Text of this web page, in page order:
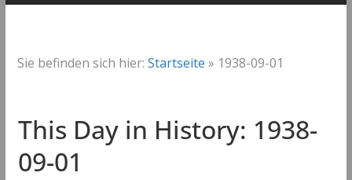
Sie befinden sich hier: Startseite » 1938-09-01
This Day in History: 1938-
09-01